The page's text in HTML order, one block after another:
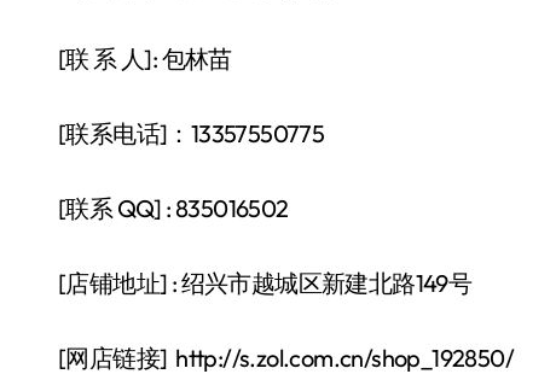
[联 系 人]: 包林苗
[联系电话]：13357550775
[联系 QQ] : 835016502
[店铺地址] : 绍兴市越城区新建北路149号
[网店链接] http://s.zol.com.cn/shop_192850/